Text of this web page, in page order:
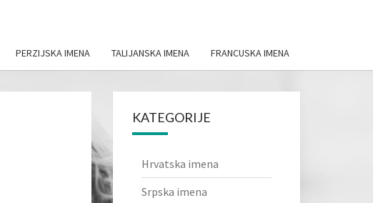
PERZIJSKA IMENA TALIJANSKA IMENA FRANCUSKA IMENA
KATEGORIJE
Hrvatska imena
Srpska imena